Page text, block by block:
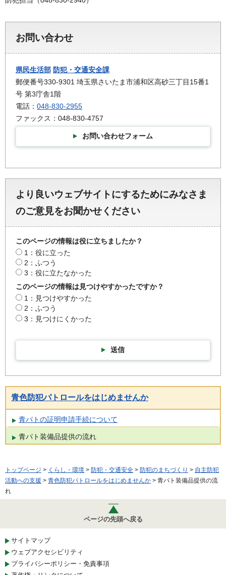
お問い合わせ
県民生活部 防犯・交通安全課
郵便番号330-9301 埼玉県さいたま市浦和区高砂三丁目15番1
号 第3庁舎1階
電話： 048-830-2955
ファックス：048-830-4757
お問い合わせフォーム
より良いウェブサイトにするためにみなさま
のご意見をお聞かせください
このページの情報は役に立ちましたか？
1：役に立った
2：ふつう
3：役に立たなかった
このページの情報は見つけやすかったですか？
1：見つけやすかった
2：ふつう
3：見つけにくかった
送信
青色防犯パトロールをはじめませんか
青パトの証明申請手続について
青パト装備品提供の流れ
トップページ > くらし・環境 > 防犯・交通安全 > 防犯のまちづくり > 自主防犯
活動への支援 > 青色防犯パトロールをはじめませんか > 青パト装備品提供の流
れ
ページの先頭へ戻る
サイトマップ
ウェブアクセシビリティ
プライバシーポリシー・免責事項